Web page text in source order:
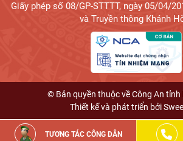
Giấy phép số 08/GP-STTTT, ngày 05/04/
và Truyền thông Khánh
TƯƠNG TÁC CÔNG DÂN
© Bản quyền thuộc về Công An tỉnh
Thiết kế và phát triển bởi